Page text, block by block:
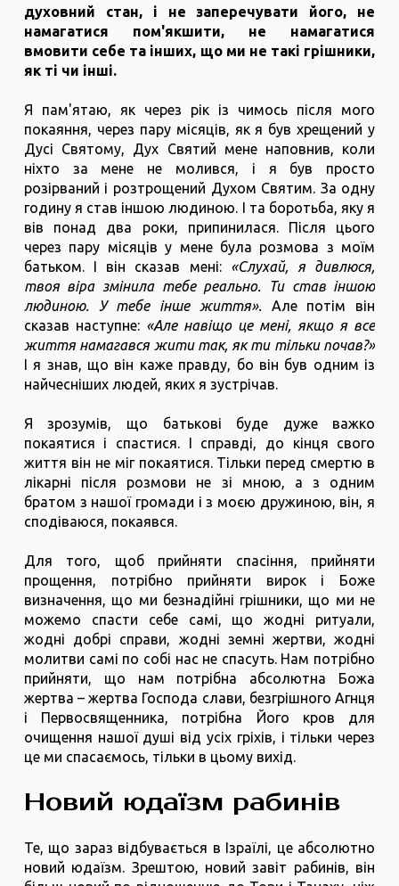
духовний стан, і не заперечувати його, не
намагатися пом'якшити, не намагатися
вмовити себе та інших, що ми не такі грішники,
як ті чи інші.
Я пам'ятаю, як через рік із чимось після мого
покаяння, через пару місяців, як я був хрещений у
Дусі Святому, Дух Святий мене наповнив, коли
ніхто за мене не молився, і я був просто
розірваний і розтрощений Духом Святим. За одну
годину я став іншою людиною. І та боротьба, яку я
вів понад два роки, припинилася. Після цього
через пару місяців у мене була розмова з моїм
батьком. І він сказав мені: «Слухай, я дивлюся,
твоя віра змінила тебе реально. Ти став іншою
людиною. У тебе інше життя». Але потім він
сказав наступне: «Але навіщо це мені, якщо я все
життя намагався жити так, як ти тільки почав?»
І я знав, що він каже правду, бо він був одним із
найчесніших людей, яких я зустрічав.
Я зрозумів, що батькові буде дуже важко
покаятися і спастися. І справді, до кінця свого
життя він не міг покаятися. Тільки перед смертю в
лікарні після розмови не зі мною, а з одним
братом з нашої громади і з моєю дружиною, він, я
сподіваюся, покаявся.
Для того, щоб прийняти спасіння, прийняти
прощення, потрібно прийняти вирок і Боже
визначення, що ми безнадійні грішники, що ми не
можемо спасти себе самі, що жодні ритуали,
жодні добрі справи, жодні земні жертви, жодні
молитви самі по собі нас не спасуть. Нам потрібно
прийняти, що нам потрібна абсолютна Божа
жертва – жертва Господа слави, безгрішного Агнця
і Первосвященника, потрібна Його кров для
очищення нашої душі від усіх гріхів, і тільки через
це ми спасаємось, тільки в цьому вихід.
Новий юдаїзм рабинів
Те, що зараз відбувається в Ізраїлі, це абсолютно
новий юдаїзм. Зрештою, новий завіт рабинів, він